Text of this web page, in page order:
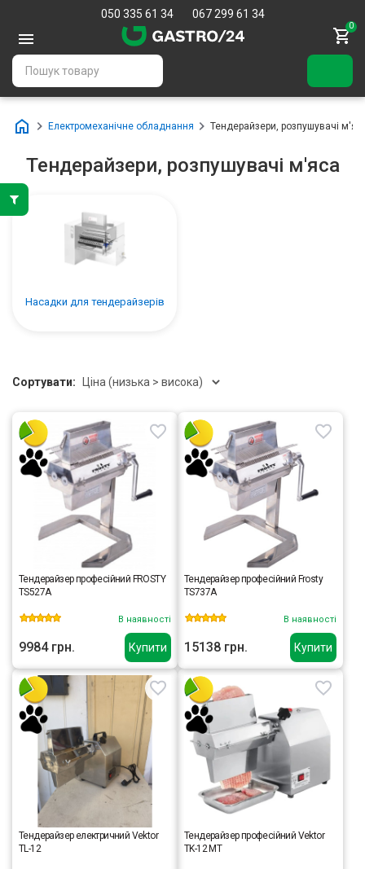
050 335 61 34 067 299 61 34
0
Електромеханічне обладнання Тендерайзери, розпушувачі
Тендерайзери, розпушувачі м'яса
Насадки для тендерайзерів
Сортувати:
Купити
Тендерайзер професійний FROSTY
TS527A
В наявності
9984 грн. Купити
Тендерайзер професійний Frosty
TS737A
В наявності
15138 грн.
Тендерайзер електричний Vektor
TL-12
Тендерайзер професійний Vektor
TK-12 MT